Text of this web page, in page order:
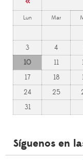
Lun Mar
3
4
10
11
17
18
24
25
31
Síguenos en